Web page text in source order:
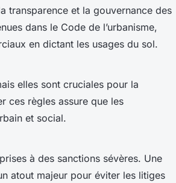
transparence et la gouvernance des
dans le Code de l’urbanisme,
en dictant les usages du sol.
elles sont cruciales pour la
ces règles assure que les
et social.
à des sanctions sévères. Une
atout majeur pour éviter les litiges